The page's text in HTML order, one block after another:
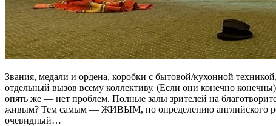
Звания, медали и ордена, коробки с бытовой/кухонной
отдельный вызов всему коллективу. (Если они конечно
опять же — нет проблем. Полные залы зрителей на
живым? Тем самым — ЖИВЫМ, по определению английского
очевидный…